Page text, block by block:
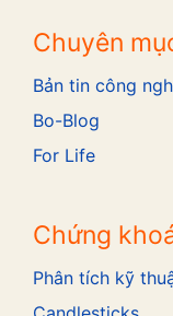
Chuyên
Bản tin công
Bo-Blog
For Life
Chứng
Phân tích kỹ